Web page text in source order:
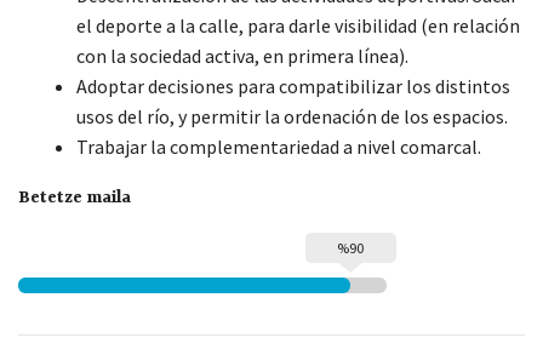
el deporte a la calle, para darle visibilidad (en relación
con la sociedad activa, en primera línea).
Adoptar decisiones para compatibilizar los distintos
usos del río, y permitir la ordenación de los espacios.
Trabajar la complementariedad a nivel comarcal.
Betetze maila
%90